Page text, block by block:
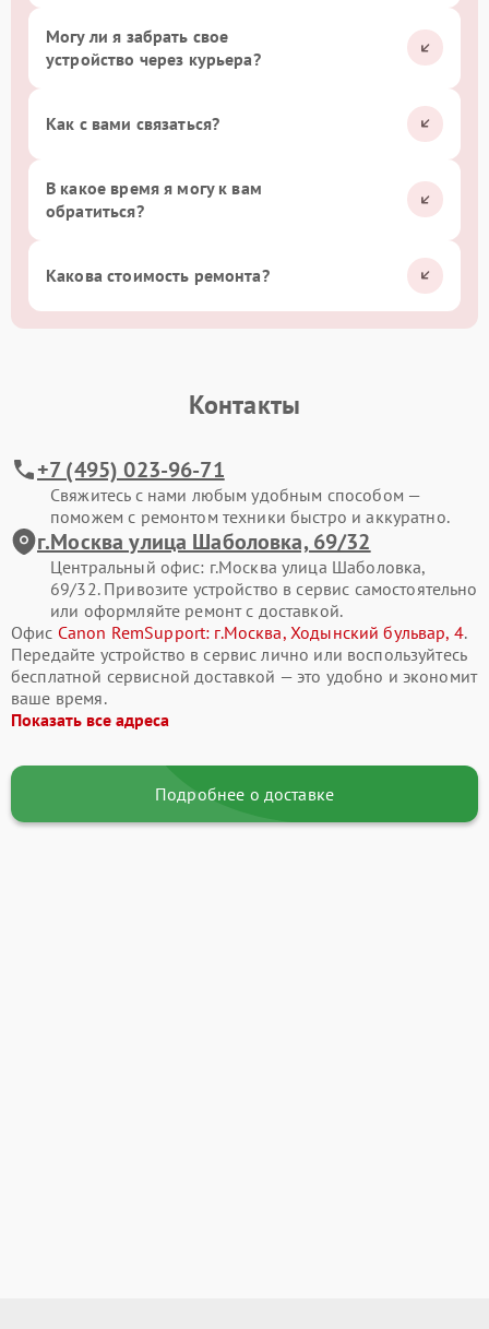
Могу ли я забрать свое
устройство через курьера?
Как с вами связаться?
В какое время я могу к вам
обратиться?
Какова стоимость ремонта?
Контакты
+7 (495) 023-96-71
Свяжитесь с нами любым удобным способом —
поможем с ремонтом техники быстро и аккуратно.
г.Москва улица Шаболовка, 69/32
Центральный офис: г.Москва улица Шаболовка,
69/32. Привозите устройство в сервис самостоятельно
или оформляйте ремонт с доставкой.
Офис Canon RemSupport: г.Москва, Ходынский бульвар, 4.
Передайте устройство в сервис лично или воспользуйтесь
бесплатной сервисной доставкой — это удобно и экономит
ваше время.
Показать все адреса
Подробнее о доставке